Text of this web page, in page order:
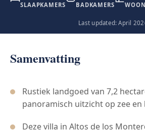
SLAAPKAMERS BADKAMERS
Last updated: April
Samenvatting
Rustiek landgoed van 7,2
panoramisch uitzicht op zee en
Deze villa in Altos de los